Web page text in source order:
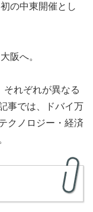
の中東開催とし
阪へ。
それぞれが異なる
事では、ドバイ万
クノロジー・経済